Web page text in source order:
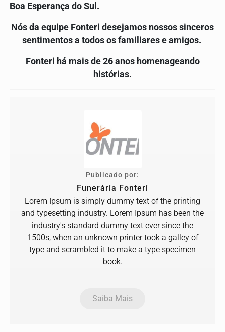
Boa Esperança do Sul.
Nós da equipe Fonteri desejamos nossos sinceros
sentimentos a todos os familiares e amigos.
Fonteri há mais de 26 anos homenageando
histórias.
Publicado por:
Funerária Fonteri
Lorem Ipsum is simply dummy text of the printing
and typesetting industry. Lorem Ipsum has been the
industry's standard dummy text ever since the
1500s, when an unknown printer took a galley of
type and scrambled it to make a type specimen
book.
Saiba Mais